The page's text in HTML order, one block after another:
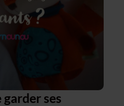
ses